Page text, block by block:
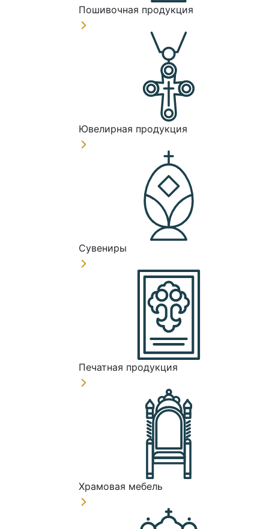
Пошивочная продукция
Ювелирная продукция
Сувениры
Печатная продукция
Храмовая мебель